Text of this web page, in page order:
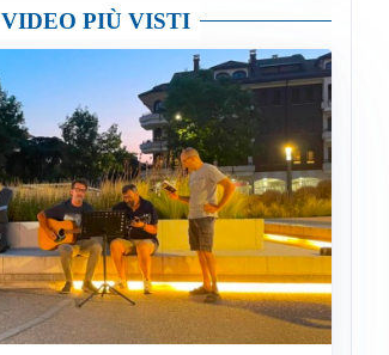
VIDEO PIÙ VISTI